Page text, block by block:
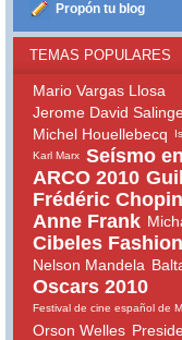
Propón tu blog
TEMAS POPULARES
Mario Vargas Llosa
Jerome David
Michel Houellebecq
Karl Marx Seísmo
ARCO 2010
Frédéric Chopin
Anne Frank
Cibeles
Nelson Mandela
Oscars 2010
Festival de cine español de
Orson Welles